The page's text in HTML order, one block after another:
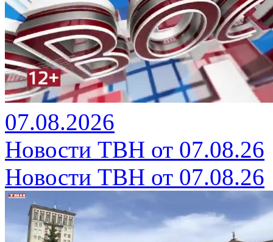
07.08.2026
Новости ТВН от 07.08.26
Новости ТВН от 07.08.26